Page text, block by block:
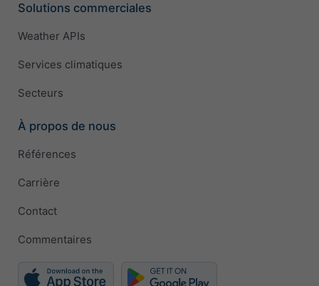
Solutions commerciales
Weather APIs
Services climatiques
Secteurs
À propos de nous
Références
Carrière
Contact
Commentaires